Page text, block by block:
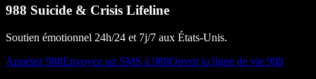
988 Suicide & Crisis Lifeline
Soutien émotionnel 24h/24 et 7j/7 aux États-Unis.
Appelez 988Envoyez un SMS à 988Ouvrir la ligne de vie 988